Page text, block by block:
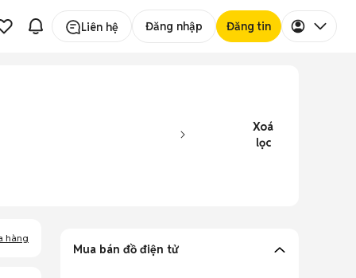
Liên hệ Đăng nhập Đăng tin
Xoá
lọc
hàng
Mua bán đồ điện tử